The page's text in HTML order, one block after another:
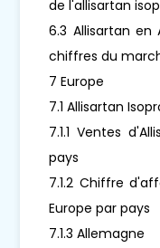
de l'allisartan
6.3 Allisartan en
chiffres du
7 Europe
7.1 Allisartan
7.1.1 Ventes
pays
7.1.2 Chiffre
Europe par pays
7.1.3 Allemagne